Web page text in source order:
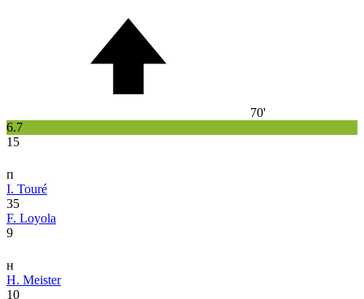
70'
6.7
15
п
I. Touré
35
F. Loyola
9
н
H. Meister
10